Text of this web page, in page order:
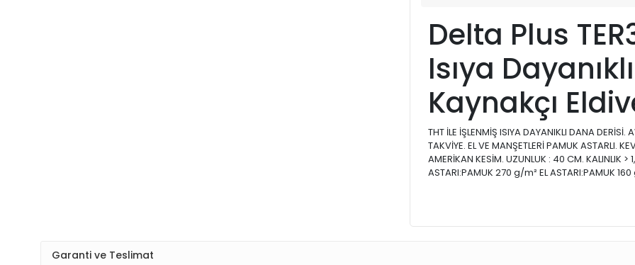
Delta Plus
Isıya Dayanıklı
Kaynakçı
THT İLE İŞLENMİŞ ISIYA DAYANIKLI DANA DERİSİ.
TAKVİYE. EL VE MANŞETLERİ PAMUK ASTARLI.
AMERİKAN KESİM. UZUNLUK : 40 CM. KALINLIK >
ASTARI:PAMUK 270 g/m² EL ASTARI:PAMUK
Garanti ve Teslimat